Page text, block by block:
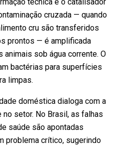
cruzada — quando
cru são transferidos
prontos — é amplificada
animais sob água corrente. O
bactérias para superfícies
limpas.
doméstica dialoga com a
no setor. No Brasil, as falhas
saúde são apontadas
problema crítico, sugerindo